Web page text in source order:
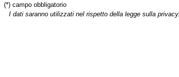
(*) campo obbligatorio
I dati saranno utilizzati nel rispetto della legge sulla privacy.